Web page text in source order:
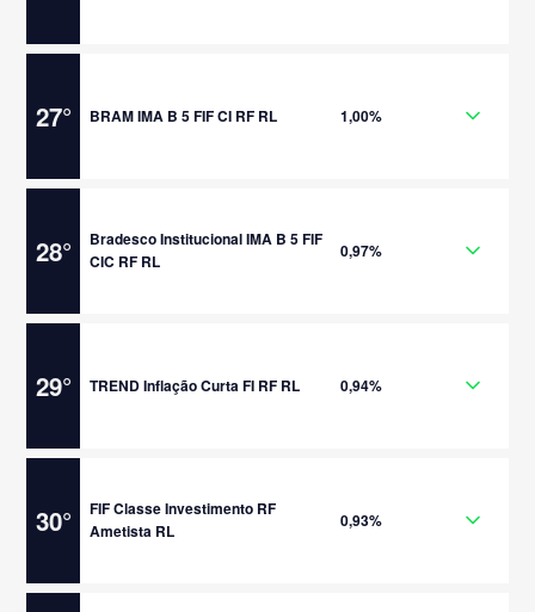
27° BRAM IMA B 5 FIF CI RF RL 1,00%
28°
Bradesco Institucional IMA B 5 FIF
CIC RF RL
0,97%
29° TREND Inflação Curta FI RF RL 0,94%
30°
FIF Classe Investimento RF
Ametista RL
0,93%